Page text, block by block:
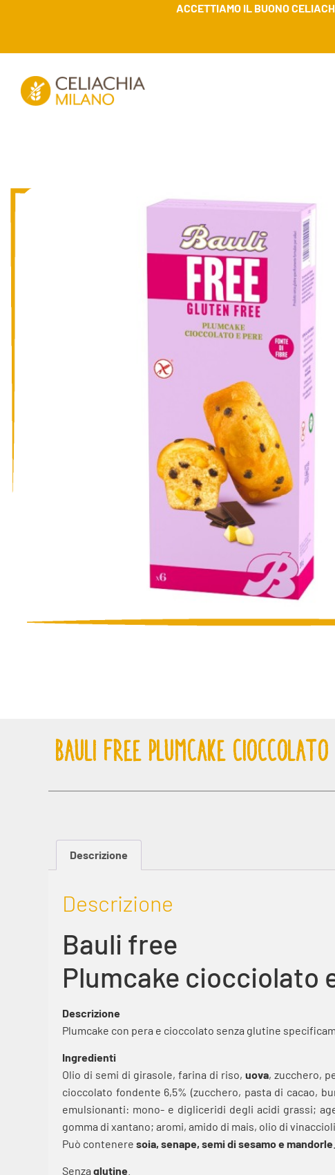
ACCETTIAMO IL BUONO
BAULI FREE PLUMCAKE
Descrizione
Descrizione
Bauli free
Plumcake ciocciolato
Descrizione
Plumcake con pera e cioccolato senza glutine
Ingredienti
Olio di semi di girasole, farina di riso, uova, zucchero,
cioccolato fondente 6,5% (zucchero, pasta di cacao,
emulsionanti: mono- e digliceridi degli acidi grassi;
gomma di xantano; aromi, amido di mais, olio di
Può contenere soia, senape, semi di sesamo e mandorle
Senza glutine